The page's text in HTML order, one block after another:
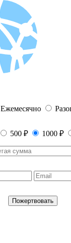
Ежемесячно
500 ₽ 1000 ₽
Пожертвовать